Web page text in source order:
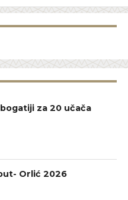
za 20 učača
Orlić 2026